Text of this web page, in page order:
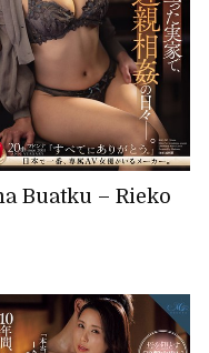
Buatku – Rieko